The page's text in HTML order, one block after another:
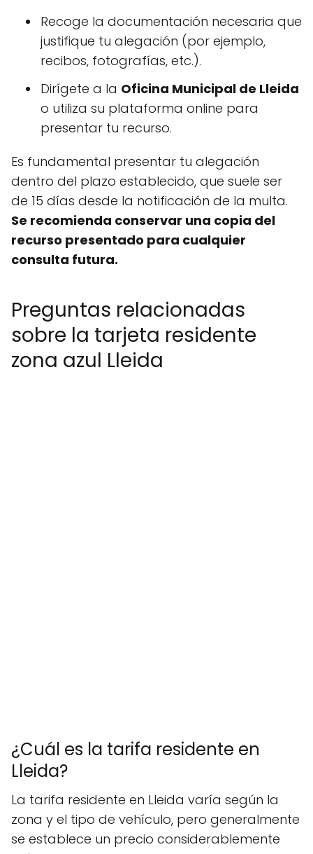
Recoge la documentación necesaria que
justifique tu alegación (por ejemplo,
recibos, fotografías, etc.).
Dirígete a la Oficina Municipal de Lleida
o utiliza su plataforma online para
presentar tu recurso.
Es fundamental presentar tu alegación
dentro del plazo establecido, que suele ser
de 15 días desde la notificación de la multa.
Se recomienda conservar una copia del
recurso presentado para cualquier
consulta futura.
Preguntas relacionadas
sobre la tarjeta residente
zona azul Lleida
¿Cuál es la tarifa residente en
Lleida?
La tarifa residente en Lleida varía según la
zona y el tipo de vehículo, pero generalmente
se establece un precio considerablemente